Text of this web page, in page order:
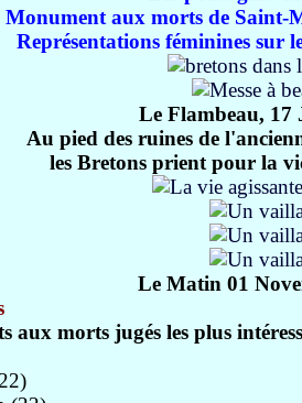
Monument aux morts de Saint-
Représentations féminines sur
Le Flambeau, 17
Au pied des ruines de
les Bretons prient pour la
Le Matin 01
aux morts jugés les plus